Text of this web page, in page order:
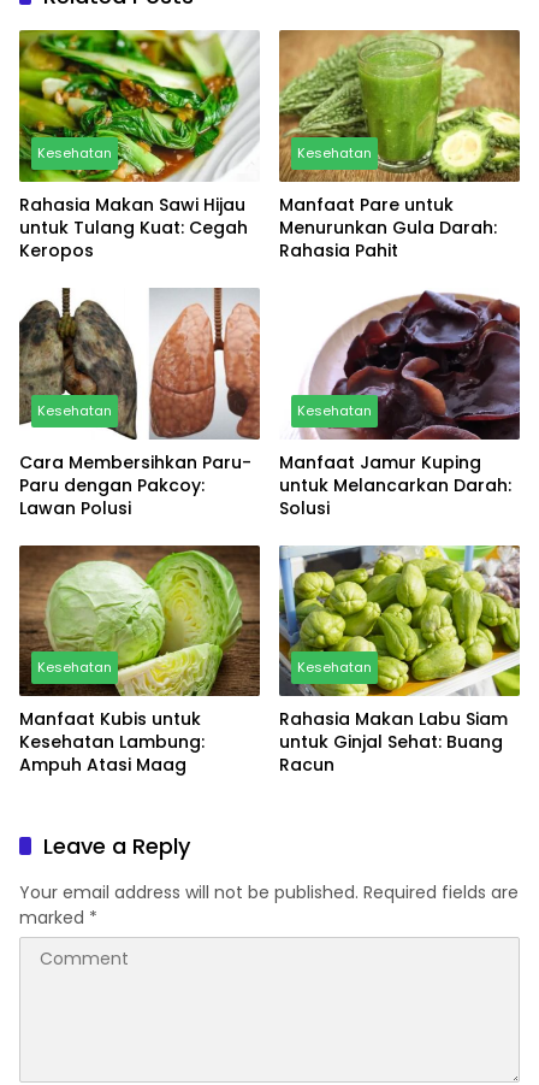
Kesehatan
Rahasia Makan Sawi Hijau
untuk Tulang Kuat: Cegah
Keropos
Kesehatan
Manfaat Pare untuk
Menurunkan Gula Darah:
Rahasia Pahit
Kesehatan
Cara Membersihkan Paru-
Paru dengan Pakcoy:
Lawan Polusi
Kesehatan
Manfaat Jamur Kuping
untuk Melancarkan Darah:
Solusi
Kesehatan
Manfaat Kubis untuk
Kesehatan Lambung:
Ampuh Atasi Maag
Kesehatan
Rahasia Makan Labu Siam
untuk Ginjal Sehat: Buang
Racun
Leave a Reply
Your email address will not be published. Required fields are
marked *